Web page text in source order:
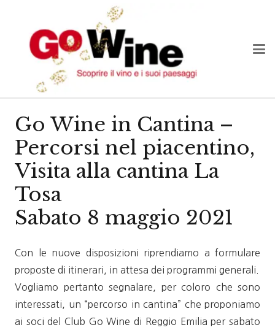
Go Wine in Cantina –
Percorsi nel piacentino,
Visita alla cantina La
Tosa
Sabato 8 maggio 2021
Con le nuove disposizioni riprendiamo a formulare
proposte di itinerari, in attesa dei programmi generali.
Vogliamo pertanto segnalare, per coloro che sono
interessati, un “percorso in cantina” che proponiamo
ai soci del Club Go Wine di Reggio Emilia per sabato